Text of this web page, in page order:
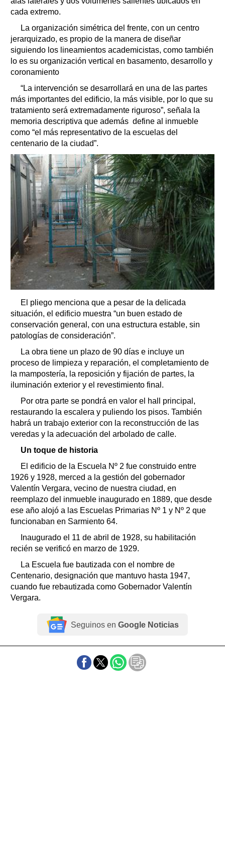
cada extremo.
La organización simétrica del frente, con un centro
jerarquizado, es propio de la manera de diseñar
siguiendo los lineamientos academicistas, como también
lo es su organización vertical en basamento, desarrollo y
coronamiento
“La intervención se desarrollará en una de las partes
más importantes del edificio, la más visible, por lo que su
tratamiento será extremadamente riguroso”, señala la
memoria descriptiva que además define al inmueble
como “el más representativo de la escuelas del
centenario de la ciudad”.
El pliego menciona que a pesar de la delicada
situación, el edificio muestra “un buen estado de
conservación general, con una estructura estable, sin
patologías de consideración”.
La obra tiene un plazo de 90 días e incluye un
proceso de limpieza y reparación, el completamiento de
la mampostería, la reposición y fijación de partes, la
iluminación exterior y el revestimiento final.
Por otra parte se pondrá en valor el hall principal,
restaurando la escalera y puliendo los pisos. También
habrá un trabajo exterior con la reconstrucción de las
veredas y la adecuación del arbolado de calle.
Un toque de historia
El edificio de la Escuela Nº 2 fue construido entre
1926 y 1928, merced a la gestión del gobernador
Valentín Vergara, vecino de nuestra ciudad, en
reemplazo del inmueble inaugurado en 1889, que desde
ese año alojó a las Escuelas Primarias Nº 1 y Nº 2 que
funcionaban en Sarmiento 64.
Inaugurado el 11 de abril de 1928, su habilitación
recién se verificó en marzo de 1929.
La Escuela fue bautizada con el nombre de
Centenario, designación que mantuvo hasta 1947,
cuando fue rebautizada como Gobernador Valentín
Vergara.
Seguinos en Google Noticias